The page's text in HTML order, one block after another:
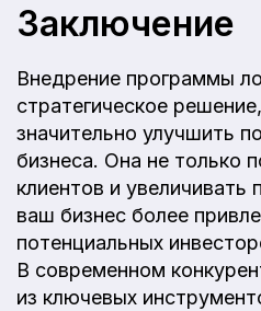
Заключение
Внедрение программы
стратегическое
значительно улучшить
бизнеса. Она не только
клиентов и
ваш бизнес более
потенциальных
В современном
из ключевых